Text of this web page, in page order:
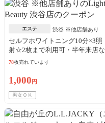
エステ 渋谷 ※他店舗あり
セルフホワイトニング10分×3照
射☆2枚まで利用可・半年来店な
い方再来可
78枚売れています
1,000 円
男女ＯＫ